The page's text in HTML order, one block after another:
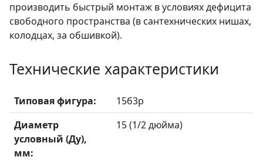
производить быстрый монтаж в условиях дефицита
свободного пространства (в сантехнических нишах,
колодцах, за обшивкой).
Технические характеристики
Типовая фигура:
15б3р
Диаметр
условный (Ду),
мм:
15 (1/2 дюйма)